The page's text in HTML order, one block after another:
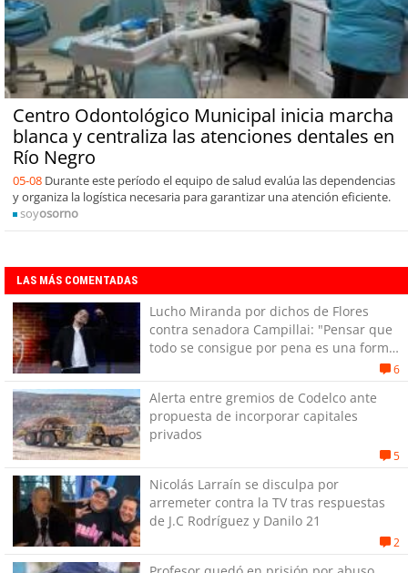
Centro Odontológico Municipal inicia marcha
blanca y centraliza las atenciones dentales en
Río Negro
05-08 Durante este período el equipo de salud evalúa las dependencias
y organiza la logística necesaria para garantizar una atención eficiente.
soyosorno
LAS MÁS COMENTADAS
Lucho Miranda por dichos de Flores
contra senadora Campillai: "Pensar que
todo se consigue por pena es una forma
6
Alerta entre gremios de Codelco ante
propuesta de incorporar capitales
privados
5
Nicolás Larraín se disculpa por
arremeter contra la TV tras respuestas
de J.C Rodríguez y Danilo 21
2